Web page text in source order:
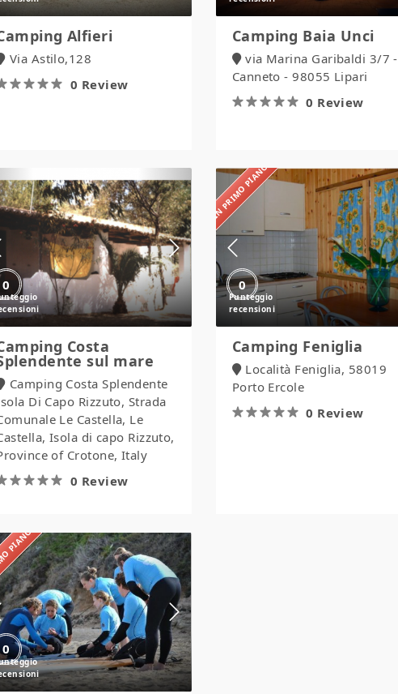
Alfieri
Via Astilo,128
0 Review
Camping Baia Unci
via Marina Garibaldi 3/7 -
Canneto - 98055 Lipari
0 Review
0
Camping
Costa
Splendente
sul
mare
Costa
sul mare
Camping Costa Splendente
Di Capo Rizzuto, Strada
Le Castella, Le
Isola di capo Rizzuto,
of Crotone, Italy
0 Review
IN PRIMO PIANO
0
Camping
Feniglia
Camping Feniglia
Località Feniglia, 58019
Porto Ercole
0 Review
PIANO
0
Camping
Golfo
dell’
Asinara
Resort